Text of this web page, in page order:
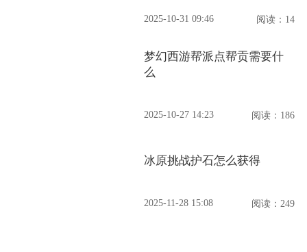
2025-10-31 09:46 阅读：14
梦幻西游帮派点帮贡需要什
么
2025-10-27 14:23 阅读：186
冰原挑战护石怎么获得
2025-11-28 15:08 阅读：249